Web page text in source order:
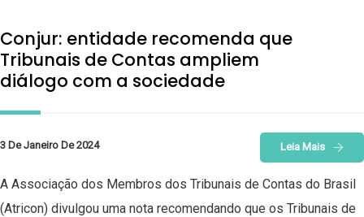
Conjur: entidade recomenda que
Tribunais de Contas ampliem
diálogo com a sociedade
3 De Janeiro De 2024 Leia Mais
A Associação dos Membros dos Tribunais de Contas do Brasil
(Atricon) divulgou uma nota recomendando que os Tribunais de